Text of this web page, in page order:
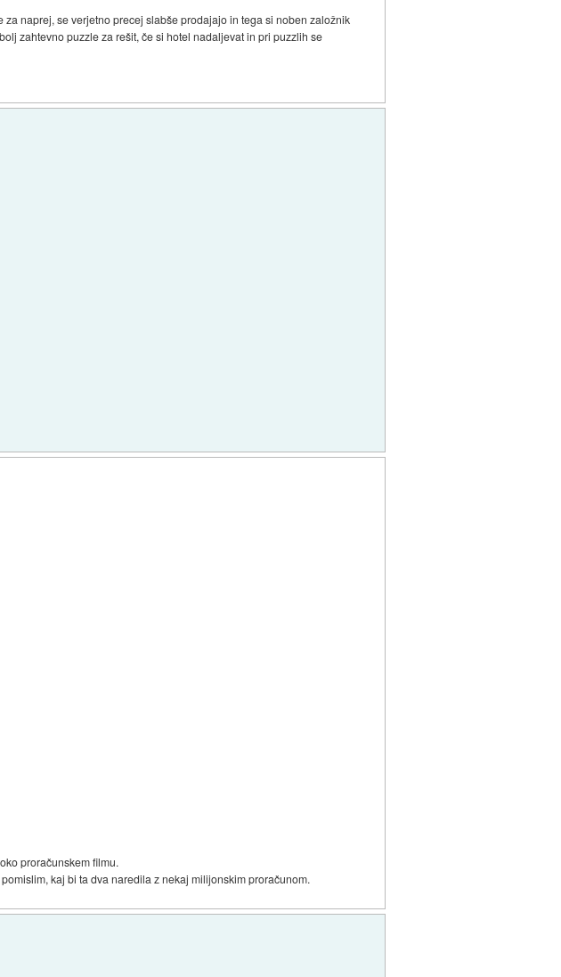
naprej, se verjetno precej slabše prodajajo in tega si noben založnik
zahtevno puzzle za rešit, če si hotel nadaljevat in pri puzzlih se
proračunskem filmu.
kaj bi ta dva naredila z nekaj milijonskim proračunom.